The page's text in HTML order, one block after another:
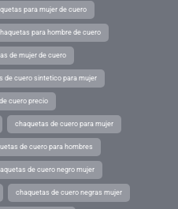
para mujer de cuero
para hombre de cuero
de mujer de cuero
de cuero sintetico para mujer
cuero precio
chaquetas de cuero para mujer
de cuero para hombres
de cuero negro mujer
chaquetas de cuero negras mujer